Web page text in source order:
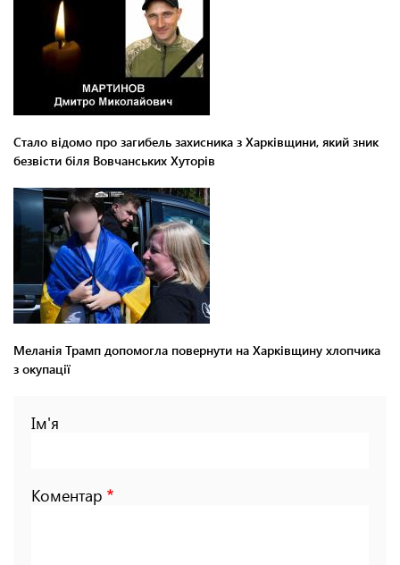
Стало відомо про загибель захисника з Харківщини, який зник
безвісти біля Вовчанських Хуторів
Меланія Трамп допомогла повернути на Харківщину хлопчика
з окупації
Ім'я
Коментар